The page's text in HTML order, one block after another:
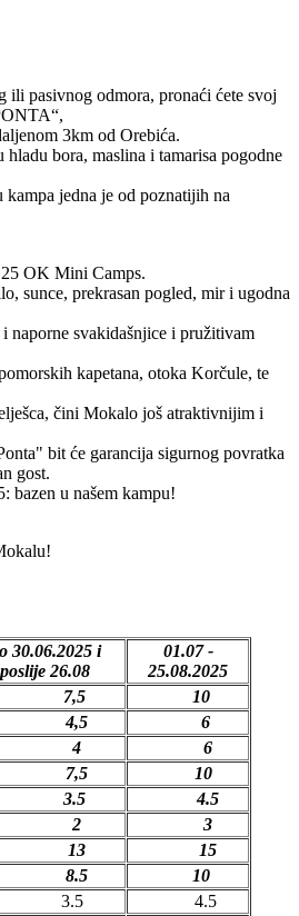
pasivnog odmora, pronaći ćete svoj
3km od Orebića.
bora, maslina i tamarisa pogodne
kampa jedna je od poznatijih na
OK Mini Camps.
sunce, prekrasan pogled, mir i ugodna
naporne svakidašnjice i pružitivam
kapetana, otoka Korčule, te
čini Mokalo još atraktivnijim i
bit će garancija sigurnog povratka
gost.
bazen u našem kampu!
30.06.2025 i
poslije 26.08
01.07 -
25.08.2025
7,5
10
4,5
6
4
6
7,5
10
3.5
4.5
2
3
13
15
8.5
10
3.5
4.5